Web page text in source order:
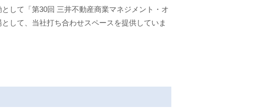
して「第30回 三井不動産商業マネジメント・オ
して、当社打ち合わせスペースを提供していま